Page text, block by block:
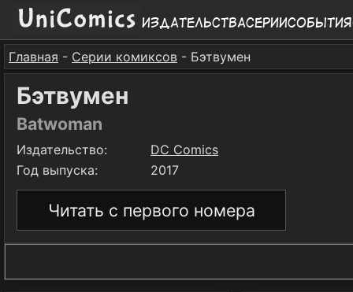
ИздательстваСерииСобытия
Главная - Серии комиксов - Бэтвумен
Бэтвумен
Batwoman
Издательство:
DC Comics
Год выпуска:
2017
Читать с первого номера